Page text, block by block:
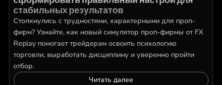
стабильных результатов
Столкнулись с трудностями, характерными для проп-
фирм? Узнайте, как новый симулятор проп-фирмы от FX
Replay помогает трейдерам освоить психологию
торговли, выработать дисциплину и уверенно пройти
отбор.
Читать далее